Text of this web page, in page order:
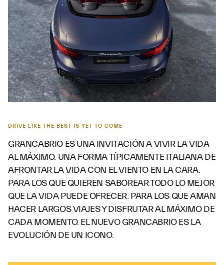
DRIVE LIKE THE BEST IS YET TO COME
GRANCABRIO ES UNA INVITACIÓN A VIVIR LA VIDA
AL MÁXIMO. UNA FORMA TÍPICAMENTE ITALIANA DE
AFRONTAR LA VIDA CON EL VIENTO EN LA CARA.
PARA LOS QUE QUIEREN SABOREAR TODO LO MEJOR
QUE LA VIDA PUEDE OFRECER. PARA LOS QUE AMAN
HACER LARGOS VIAJES Y DISFRUTAR AL MÁXIMO DE
CADA MOMENTO. EL NUEVO GRANCABRIO ES LA
EVOLUCIÓN DE UN ICONO.